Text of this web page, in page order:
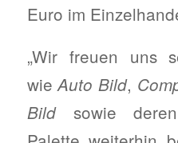
Euro im
„Wir freuen uns
wieAuto Bild,
Bildsowie deren